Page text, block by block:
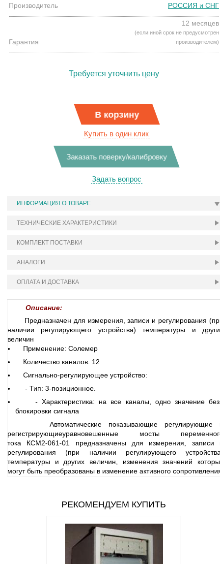
Производитель РОССИЯ и СНГ
Гарантия
12 месяцев
(если иной срок не предусмотрен
производителем)
Требуется уточнить цену
В корзину
Купить в один клик
Заказать поверку/калибровку
Задать вопрос
ИНФОРМАЦИЯ О ТОВАРЕ
ТЕХНИЧЕСКИЕ ХАРАКТЕРИСТИКИ
КОМПЛЕКТ ПОСТАВКИ
АНАЛОГИ
ОПЛАТА И ДОСТАВКА
Описание:
Предназначен для измерения, записи и регулирования
наличии регулирующего устройства) температуры и
величин
Применение: Солемер
Количество каналов: 12
Сигнально-регулирующее устройство:
- Тип: 3-позиционное.
- Характеристика: на все каналы, одно значение без
блокировки сигнала
Автоматические показывающие регулирующие
регистрирующиеуравновешенные мосты
тока КСМ2-061-01 предназначены для измерения, записи
регулирования (при наличии регулирующего
температуры и других величин, изменения значений
могут быть преобразованы в изменение активного
РЕКОМЕНДУЕМ КУПИТЬ